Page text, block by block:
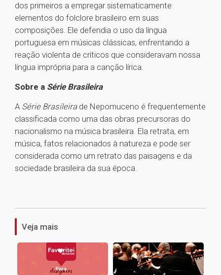
dos primeiros a empregar sistematicamente
elementos do folclore brasileiro em suas
composições. Ele defendia o uso da língua
portuguesa em músicas clássicas, enfrentando a
reação violenta de críticos que consideravam nossa
língua imprópria para a canção lírica.
Sobre a Série Brasileira
A Série Brasileira de Nepomuceno é frequentemente
classificada como uma das obras precursoras do
nacionalismo na música brasileira. Ela retrata, em
música, fatos relacionados à natureza e pode ser
considerada como um retrato das paisagens e da
sociedade brasileira da sua época.
Veja mais